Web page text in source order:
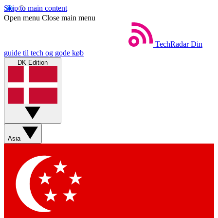
Skip to main content
Open menu Close main menu
TechRadar Din
guide til tech og gode køb
DK Edition
Asia